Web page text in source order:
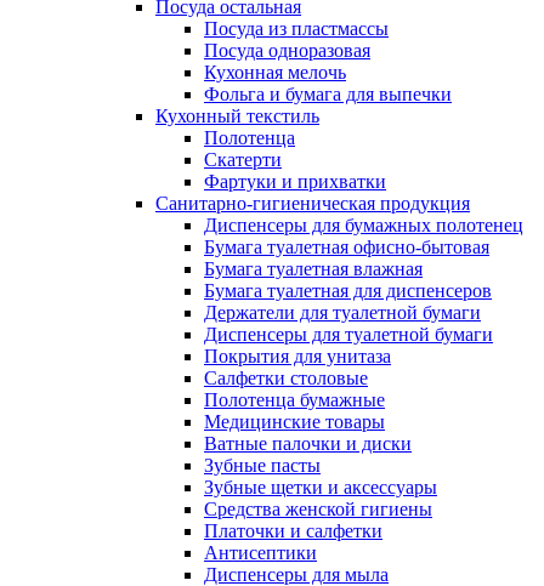
Посуда остальная
Посуда из пластмассы
Посуда одноразовая
Кухонная мелочь
Фольга и бумага для выпечки
Кухонный текстиль
Полотенца
Скатерти
Фартуки и прихватки
Санитарно-гигиеническая продукция
Диспенсеры для бумажных полотенец
Бумага туалетная офисно-бытовая
Бумага туалетная влажная
Бумага туалетная для диспенсеров
Держатели для туалетной бумаги
Диспенсеры для туалетной бумаги
Покрытия для унитаза
Салфетки столовые
Полотенца бумажные
Медицинские товары
Ватные палочки и диски
Зубные пасты
Зубные щетки и аксессуары
Средства женской гигиены
Платочки и салфетки
Антисептики
Диспенсеры для мыла